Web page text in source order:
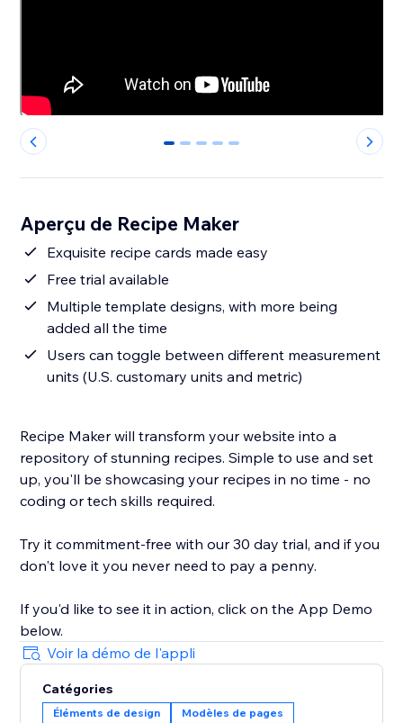
0 1 2 3 4
Aperçu de Recipe Maker
Exquisite recipe cards made easy
Free trial available
Multiple template designs, with more being
added all the time
Users can toggle between different measurement
units (U.S. customary units and metric)
Recipe Maker will transform your website into a
repository of stunning recipes. Simple to use and set
up, you'll be showcasing your recipes in no time - no
coding or tech skills required.
Try it commitment-free with our 30 day trial, and if you
don't love it you never need to pay a penny.
If you'd like to see it in action, click on the App Demo
below.
Voir la démo de l'appli
Catégories
Éléments de design Modèles de pages